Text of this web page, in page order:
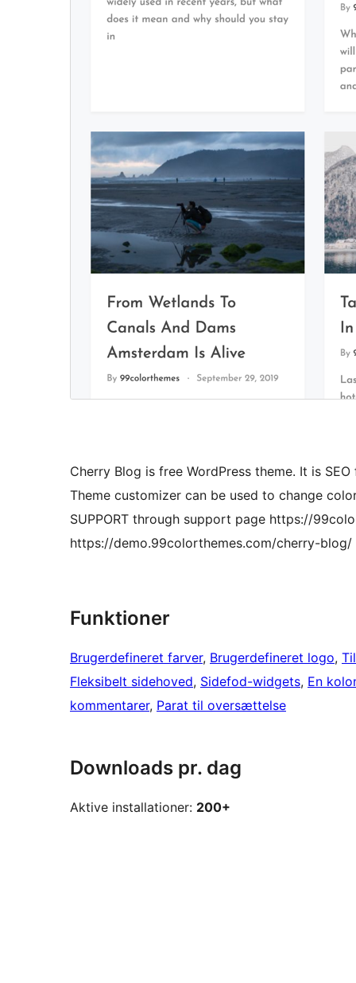
Cherry Blog is free WordPress theme. It is
Theme customizer can be used to change
SUPPORT through support page https://
https://demo.99colorthemes.com/cherry-blog/
Funktioner
Brugerdefineret farver, Brugerdefineret logo,
Fleksibelt sidehoved, Sidefod-widgets, En
kommentarer, Parat til oversættelse
Downloads pr. dag
Aktive installationer: 200+